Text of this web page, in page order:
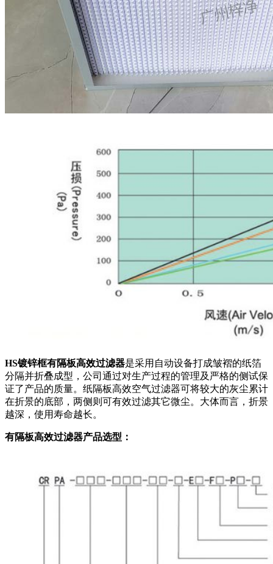
HS镀锌框有隔板高效过滤器是采用自动设备打成皱褶的纸箔
分隔并折叠成型，公司通过对生产过程的管理及严格的侧试保
证了产品的质量。纸隔板高效空气过滤器可将较大的灰尘累计
在折景的底部，两侧则可有效过滤其它微尘。大体而言，折景
越深，使用寿命越长。
有隔板高效过滤器产品选型：